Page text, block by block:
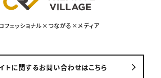
フェッショナル×つながる×メディア
トに関するお問い合わせはこちら